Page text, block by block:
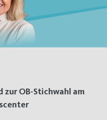
zur OB-Stichwahl am